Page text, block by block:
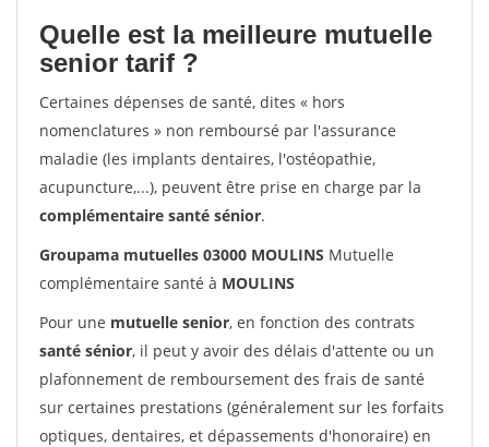
Quelle est la meilleure mutuelle
senior tarif ?
Certaines dépenses de santé, dites « hors
nomenclatures » non remboursé par l'assurance
maladie (les implants dentaires, l'ostéopathie,
acupuncture,...), peuvent être prise en charge par la
complémentaire santé sénior.
Groupama mutuelles 03000 MOULINS Mutuelle
complémentaire santé à MOULINS
Pour une mutuelle senior, en fonction des contrats
santé sénior, il peut y avoir des délais d'attente ou un
plafonnement de remboursement des frais de santé
sur certaines prestations (généralement sur les forfaits
optiques, dentaires, et dépassements d'honoraire) en